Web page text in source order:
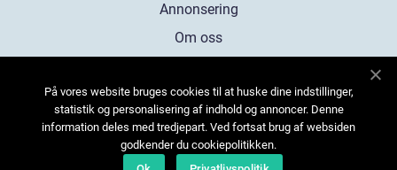
Annonsering
Om oss
Kontakta oss
Sitemap
På vores website bruges cookies til at huske dine indstillinger,
statistik og personalisering af indhold og annoncer. Denne
information deles med tredjepart. Ved fortsat brug af websiden
godkender du cookiepolitikken.